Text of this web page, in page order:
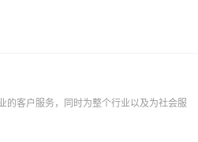
的客户服务，同时为整个行业以及为社会服